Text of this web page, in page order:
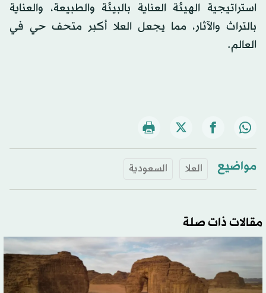
استراتيجية الهيئة العناية بالبيئة والطبيعة، والعناية
بالتراث والآثار، مما يجعل العلا أكبر متحف حي في
العالم.
مواضيع العلا السعودية
مقالات ذات صلة